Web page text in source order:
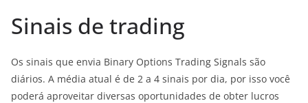
Sinais de trading
Os sinais que envia Binary Options Trading Signals são
diários. A média atual é de 2 a 4 sinais por dia, por isso você
poderá aproveitar diversas oportunidades de obter lucros